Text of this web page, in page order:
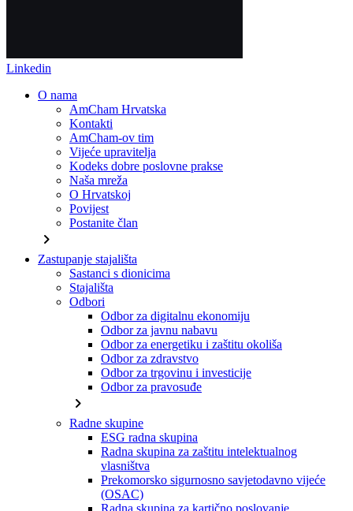
Linkedin
O nama
AmCham Hrvatska
Kontakti
AmCham-ov tim
Vijeće upravitelja
Kodeks dobre poslovne prakse
Naša mreža
O Hrvatskoj
Povijest
Postanite član
chevron_right
Zastupanje stajališta
Sastanci s dionicima
Stajališta
Odbori
Odbor za digitalnu ekonomiju
Odbor za javnu nabavu
Odbor za energetiku i zaštitu okoliša
Odbor za zdravstvo
Odbor za trgovinu i investicije
Odbor za pravosuđe
chevron_right
Radne skupine
ESG radna skupina
Radna skupina za zaštitu intelektualnog
vlasništva
Prekomorsko sigurnosno savjetodavno vijeće
(OSAC)
Radna skupina za kartično poslovanje